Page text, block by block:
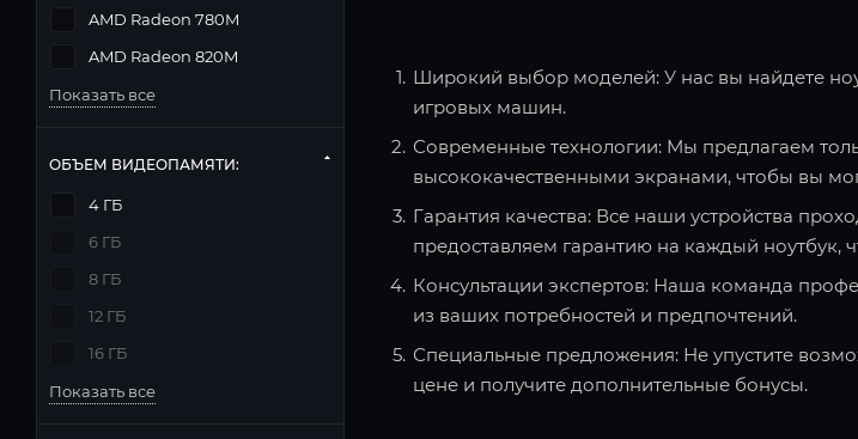
Широкий выбор моделей: У нас вы найдете
игровых машин.
Современные технологии: Мы предлагаем
высококачественными экранами, чтобы вы
Гарантия качества: Все наши устройства
предоставляем гарантию на каждый
Консультации экспертов: Наша команда
из ваших потребностей и предпочтений.
Специальные предложения: Не упустите
цене и получите дополнительные бонусы.
AMD Radeon 780M
AMD Radeon 820M
Показать все
ОБЪЕМ ВИДЕОПАМЯТИ:
4 ГБ
6 ГБ
8 ГБ
12 ГБ
16 ГБ
Показать все